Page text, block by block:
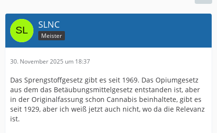
SLNC
Meister
30. November 2025 um 18:37
Das Sprengstoffgesetz gibt es seit 1969. Das Opiumgesetz
aus dem das Betäubungsmittelgesetz entstanden ist, aber
in der Originalfassung schon Cannabis beinhaltete, gibt es
seit 1929, aber ich weiß jetzt auch nicht, wo da die Relevanz
ist.